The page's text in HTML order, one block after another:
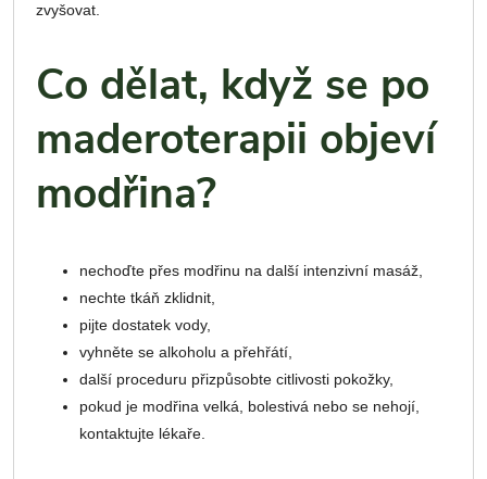
zvyšovat.
Co dělat, když se po
maderoterapii objeví
modřina?
nechoďte přes modřinu na další intenzivní masáž,
nechte tkáň zklidnit,
pijte dostatek vody,
vyhněte se alkoholu a přehřátí,
další proceduru přizpůsobte citlivosti pokožky,
pokud je modřina velká, bolestivá nebo se nehojí,
kontaktujte lékaře.